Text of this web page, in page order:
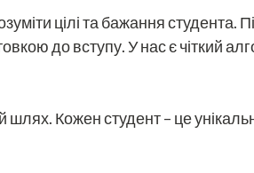
цілі та бажання студента.
до вступу. У нас є чіткий
Кожен студент – це